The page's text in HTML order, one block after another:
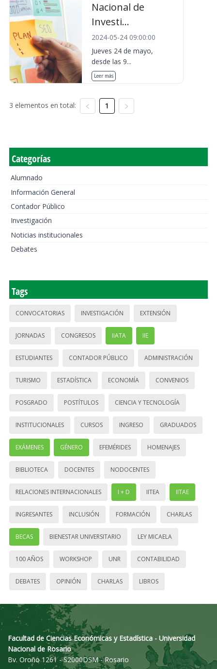
Nacional de
Investi...
2024-05-24 09:00:00
Jueves 24 de mayo,
desde las 9...
Leer más
3 elementos en total: 1
Categorías
Alumnado
Información General
Contador Público
Investigación
Noticias institucionales
Debates
Tags
CONVOCATORIAS INVESTIGACIÓN EXTENSIÓN
JORNADAS CONGRESOS IIATA IIE
ESTUDIANTES CONTADOR PÚBLICO ADMINISTRACIÓN
TURISMO ESTADÍSTICA ECONOMÍA CONVENIOS
POSGRADO POSTÍTULOS CIENCIA Y TECNOLOGÍA
INSTITUCIONALES CURSOS INGRESO GRADUADOS
EXÁMENES GÉNERO EFEMÉRIDES HOMENAJES
BIBLIOTECA DOCENTES NODOCENTES
RELACIONES INTERNACIONALES I + D IITEA IITAE
INGRESANTES INCLUSIÓN FORMACIÓN CHARLAS
BECAS BIENESTAR UNIVERSITARIO LEY MICAELA
100 AÑOS WORKSHOP UNR CONTABILIDAD
DEBATES OPINIÓN CHARLAS LIBROS
Facultad de Ciencias Económicas y Estadística - Universidad
Nacional de Rosario
Bv. Oroño 1261 - S2000DSM - Rosario